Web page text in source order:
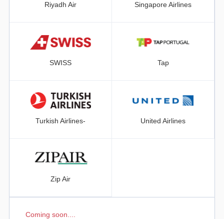
Riyadh Air Singapore Airlines
SWISS Tap
Turkish Airlines- United Airlines
Zip Air
Coming soon....